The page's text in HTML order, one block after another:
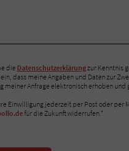
die Datenschutzerklärungzur Kenntnis
dass meine Angaben und Daten zur
meiner Anfrage elektronisch erhoben und
Einwilligung jederzeit per Post oder per
für die Zukunft widerrufen.*